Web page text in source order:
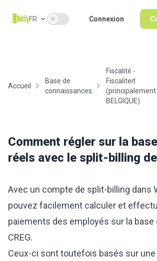
FR Use setting Connexion
Accueil
Base de
connaissances
Fiscalité -
Fiscaliteit
(principalement
BELGIQUE)
Comment régler sur la
réels avec le split-billing
Avec un compte de split-billing dans
pouvez facilement calculer et
paiements des employés sur la base
CREG.
Ceux-ci sont toutefois basés sur